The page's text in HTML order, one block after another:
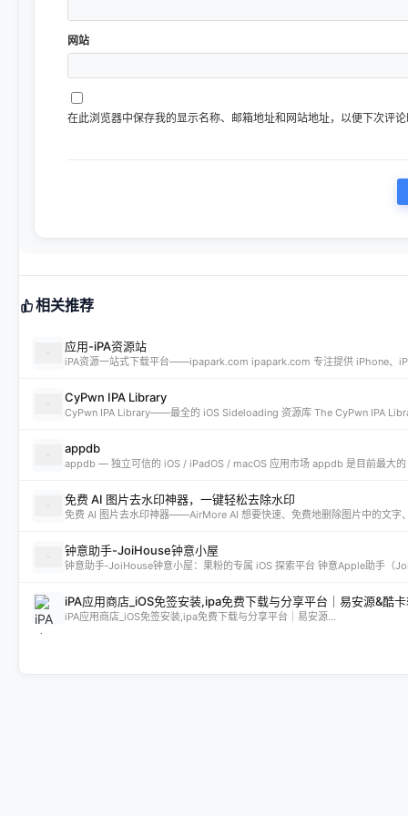
网站
在此浏览器中保存我的显示名称、邮箱地址和网站地址，以便下次评
相关推荐
应用-iPA资源站
CyPwn IPA Library
appdb
免费 AI 图片去水印神器，一键轻松去除水印
钟意助手-JoiHouse钟意小屋
iPA应用商店_iOS免签安装,ipa免费下载与分享平台｜易安源&酷
iPA应用商店_iOS免签安装,ipa免费下载与分享平台｜易安源...